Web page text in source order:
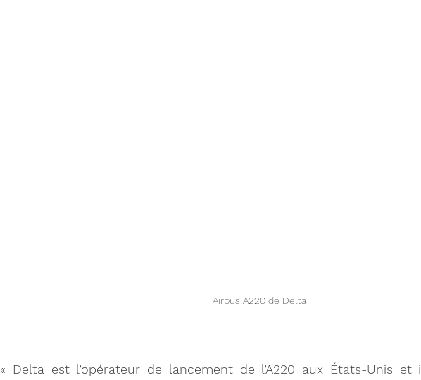
Airbus A220 de Delta
« Delta est l’opérateur de lancement de l’A220 aux États-Unis